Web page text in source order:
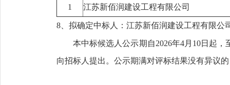
1 江苏新佰润建设工程有限公司
8、拟确定中标人：江苏新佰润建设工程有限公
本中标候选人公示期自2026年4月10日起
向招标人提出。公示期满对评标结果没有异议